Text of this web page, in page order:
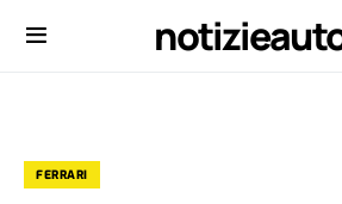
FERRARI